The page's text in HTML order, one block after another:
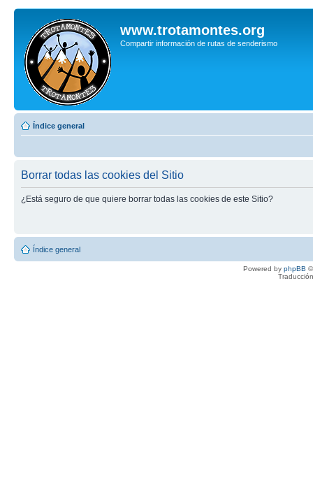
www.trotamontes.org
Compartir información de rutas de senderismo
Índice general
Borrar todas las cookies del Sitio
¿Está seguro de que quiere borrar todas las cookies de este Sitio?
Índice general
Powered by phpBB